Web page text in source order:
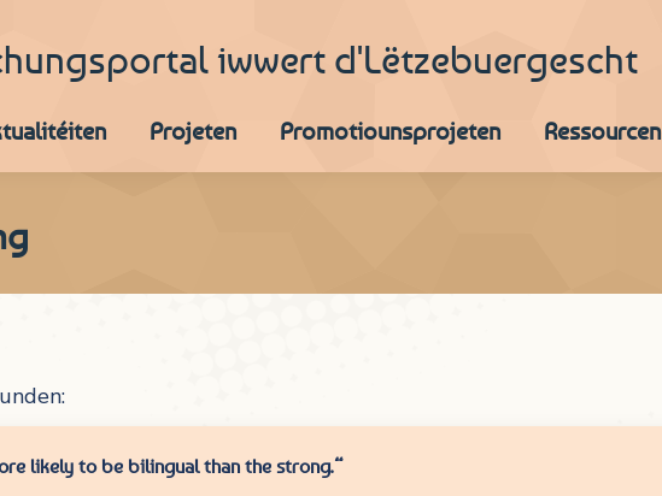
iwwert d'Lëtzebuergescht
Projeten Promotiounsprojeten Ressourcen
likely to be bilingual than the strong.“